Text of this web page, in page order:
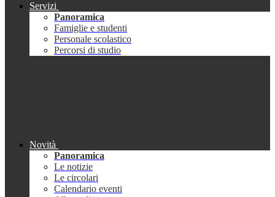
Servizi
Panoramica
Famiglie e studenti
Personale scolastico
Percorsi di studio
Novità
Panoramica
Le notizie
Le circolari
Calendario eventi